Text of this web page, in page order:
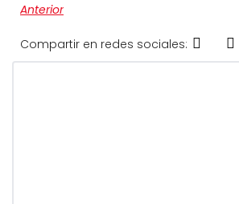
Anterior
Compartir en redes sociales: